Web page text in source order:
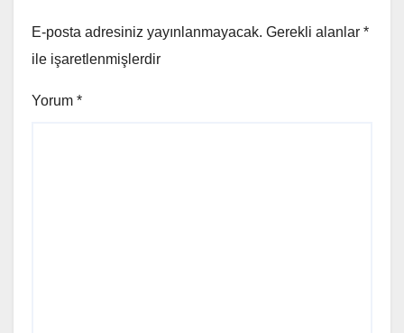
E-posta adresiniz yayınlanmayacak. Gerekli alanlar *
ile işaretlenmişlerdir
Yorum *